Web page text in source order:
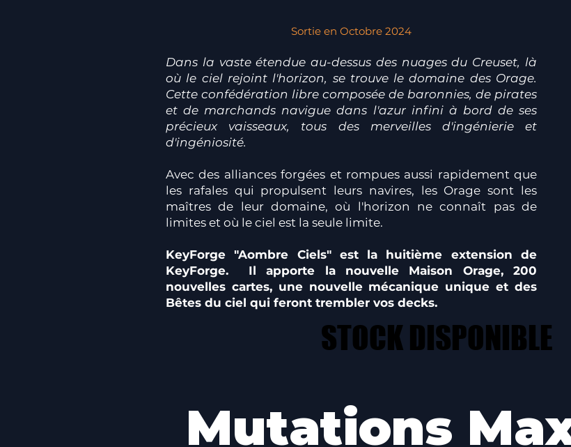
Sortie en Octobre 2024
Dans la vaste étendue au-dessus des nuages du Creuset, là
où le ciel rejoint l'horizon, se trouve le domaine des Orage.
Cette confédération libre composée de baronnies, de pirates
et de marchands navigue dans l'azur infini à bord de ses
précieux vaisseaux, tous des merveilles d'ingénierie et
d'ingéniosité.
Avec des alliances forgées et rompues aussi rapidement que
les rafales qui propulsent leurs navires, les Orage sont les
maîtres de leur domaine, où l'horizon ne connaît pas de
limites et où le ciel est la seule limite.
KeyForge "Aombre Ciels" est la huitième extension de
KeyForge. Il apporte la nouvelle Maison Orage, 200
nouvelles cartes, une nouvelle mécanique unique et des
Bêtes du ciel qui feront trembler vos decks.
STOCK DISPONIBLE
STOCK DISPONIBLE
Mutations